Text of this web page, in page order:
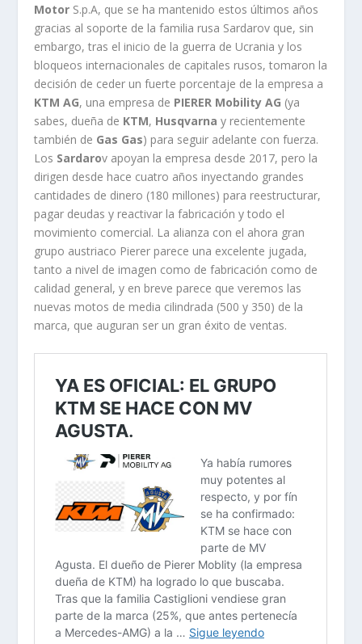
Motor S.p.A, que se ha mantenido estos últimos años
gracias al soporte de la familia rusa Sardarov que, sin
embargo, tras el inicio de la guerra de Ucrania y los
bloqueos internacionales de capitales rusos, tomaron la
decisión de ceder un fuerte porcentaje de la empresa a
KTM AG, una empresa de PIERER Mobility AG (ya
sabes, dueña de KTM, Husqvarna y recientemente
también de Gas Gas) para seguir adelante con fuerza.
Los Sardarov apoyan la empresa desde 2017, pero la
dirigen desde hace cuatro años inyectando grandes
cantidades de dinero (180 millones) para reestructurar,
pagar deudas y reactivar la fabricación y todo el
movimiento comercial. La alianza con el ahora gran
grupo austriaco Pierer parece una excelente jugada,
tanto a nivel de imagen como de fabricación como de
calidad general, y en breve parece que veremos las
nuevas motos de media cilindrada (500 y 350) de la
marca, que auguran ser un gran éxito de ventas.